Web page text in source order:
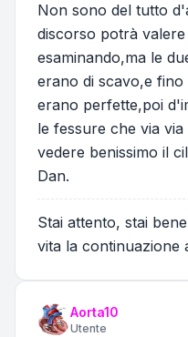
Non sono del tutto
discorso potrà
esaminando,ma le
erano di scavo,e
erano perfette,poi
le fessure che via
vedere benissimo il
Dan.
Stai attento, stai
vita la continuazione
Aorta10
Utente